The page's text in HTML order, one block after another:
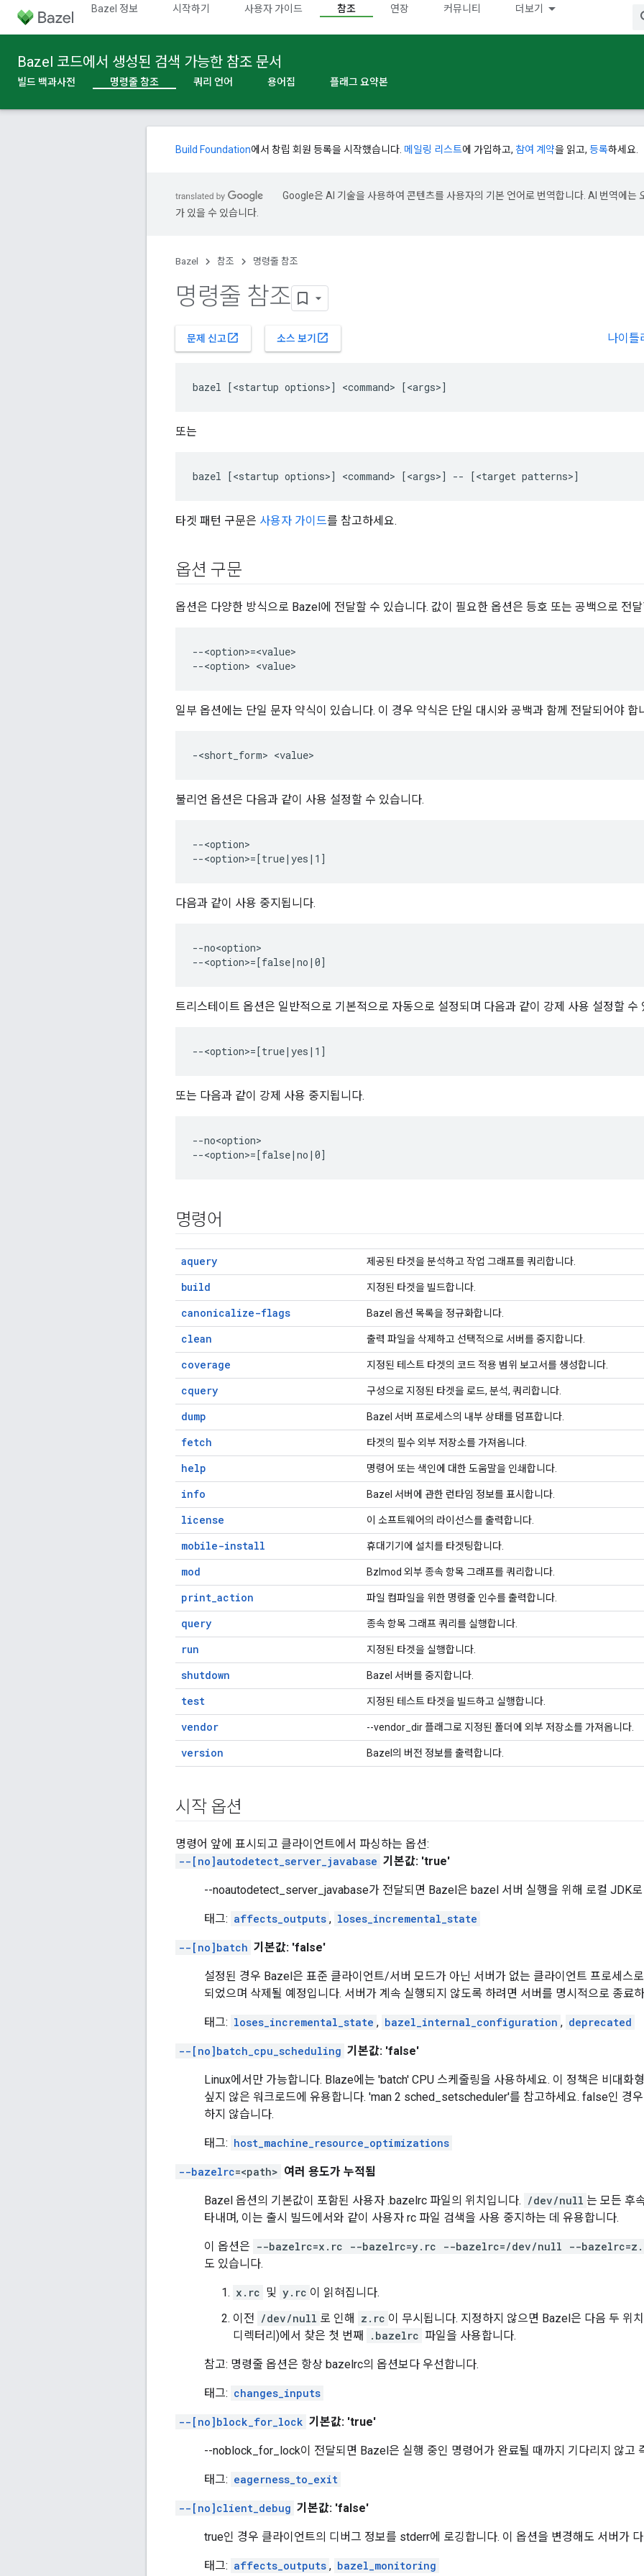
Bazel 정보 시작하기 사용자 가이드 참조 연장 커뮤니티 더보기
Bazel 코드에서 생성된 검색 가능한 참조 문서
빌드 백과사전 명령줄 참조 쿼리 언어 용어집 플래그 요약본
Build Foundation에서 창립 회원 등록을 시작했습니다. 메일링 리스트에 가입하고, 참여 계약을 읽고, 등록하세요.
Google은 AI 기술을 사용하여 콘텐츠를 사용자의 기본 언어로 번역합니다. AI 번역에는
가 있을 수 있습니다.
Bazel 참조 명령줄 참조
명령줄 참조
문제 신고open_in_new 소스 보기 open_in_new 나이틀
또는
타겟 패턴 구문은 사용자 가이드를 참고하세요.
옵션 구문
옵션은 다양한 방식으로 Bazel에 전달할 수 있습니다. 값이 필요한 옵션은 등호 또는 공백으로 전
--<option>=<value>
일부 옵션에는 단일 문자 약식이 있습니다. 이 경우 약식은 단일 대시와 공백과 함께 전달되어야 합
불리언 옵션은 다음과 같이 사용 설정할 수 있습니다.
--<option>
다음과 같이 사용 중지됩니다.
--no<option>
트리스테이트 옵션은 일반적으로 기본적으로 자동으로 설정되며 다음과 같이 강제 사용 설정할 수
또는 다음과 같이 강제 사용 중지됩니다.
--no<option>
명령어
aquery 제공된 타겟을 분석하고 작업 그래프를 쿼리합니다.
build 지정된 타겟을 빌드합니다.
canonicalize-flags Bazel 옵션 목록을 정규화합니다.
clean 출력 파일을 삭제하고 선택적으로 서버를 중지합니다.
coverage 지정된 테스트 타겟의 코드 적용 범위 보고서를 생성합니다.
cquery 구성으로 지정된 타겟을 로드, 분석, 쿼리합니다.
dump Bazel 서버 프로세스의 내부 상태를 덤프합니다.
fetch 타겟의 필수 외부 저장소를 가져옵니다.
help 명령어 또는 색인에 대한 도움말을 인쇄합니다.
info Bazel 서버에 관한 런타임 정보를 표시합니다.
license 이 소프트웨어의 라이선스를 출력합니다.
mobile-install 휴대기기에 설치를 타겟팅합니다.
mod Bzlmod 외부 종속 항목 그래프를 쿼리합니다.
print_action 파일 컴파일을 위한 명령줄 인수를 출력합니다.
query 종속 항목 그래프 쿼리를 실행합니다.
run 지정된 타겟을 실행합니다.
shutdown Bazel 서버를 중지합니다.
test 지정된 테스트 타겟을 빌드하고 실행합니다.
vendor --vendor_dir 플래그로 지정된 폴더에 외부 저장소를 가져옵니다.
version Bazel의 버전 정보를 출력합니다.
시작 옵션
명령어 앞에 표시되고 클라이언트에서 파싱하는 옵션:
--[no]autodetect_server_javabase 기본값: 'true'
--noautodetect_server_javabase가 전달되면 Bazel은 bazel 서버 실행을 위해 로컬 JDK로
태그: affects_outputs , loses_incremental_state
--[no]batch 기본값: 'false'
설정된 경우 Bazel은 표준 클라이언트/서버 모드가 아닌 서버가 없는 클라이언트 프로세스
되었으며 삭제될 예정입니다. 서버가 계속 실행되지 않도록 하려면 서버를 명시적으로 종료
태그: loses_incremental_state , bazel_internal_configuration , deprecated
--[no]batch_cpu_scheduling 기본값: 'false'
Linux에서만 가능합니다. Blaze에는 'batch' CPU 스케줄링을 사용하세요. 이 정책은 비대화
싶지 않은 워크로드에 유용합니다. 'man 2 sched_setscheduler'를 참고하세요. false인 경
하지 않습니다.
태그: host_machine_resource_optimizations
--bazelrc=<path> 여러 용도가 누적됨
Bazel 옵션의 기본값이 포함된 사용자 .bazelrc 파일의 위치입니다. /dev/null 는 모든 후
타내며, 이는 출시 빌드에서와 같이 사용자 rc 파일 검색을 사용 중지하는 데 유용합니다.
이 옵션은 --bazelrc=x.rc --bazelrc=y.rc --bazelrc=/dev/null --
도 있습니다.
x.rc 및 y.rc 이 읽혀집니다.
이전 /dev/null 로 인해 z.rc 이 무시됩니다. 지정하지 않으면 Bazel은 다음 두 위
디렉터리)에서 찾은 첫 번째
.bazelrc 파일을 사용합니다.
참고: 명령줄 옵션은 항상 bazelrc의 옵션보다 우선합니다.
태그: changes_inputs
--[no]block_for_lock 기본값: 'true'
--noblock_for_lock이 전달되면 Bazel은 실행 중인 명령어가 완료될 때까지 기다리지 않고
태그: eagerness_to_exit
--[no]client_debug 기본값: 'false'
true인 경우 클라이언트의 디버그 정보를 stderr에 로깅합니다. 이 옵션을 변경해도 서버가
태그: affects_outputs , bazel_monitoring